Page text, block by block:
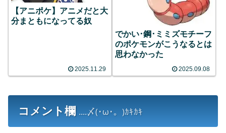
【アニポケ】アニメだと大
分まともになってる奴
2025.11.29
でかい･鋼･ミミズモチーフ
のポケモンがこうなるとは
思わなかった
2025.09.08
コメント欄 ....〆(･ω･。)ｶｷｶｷ